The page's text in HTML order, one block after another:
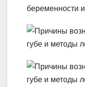
беременности